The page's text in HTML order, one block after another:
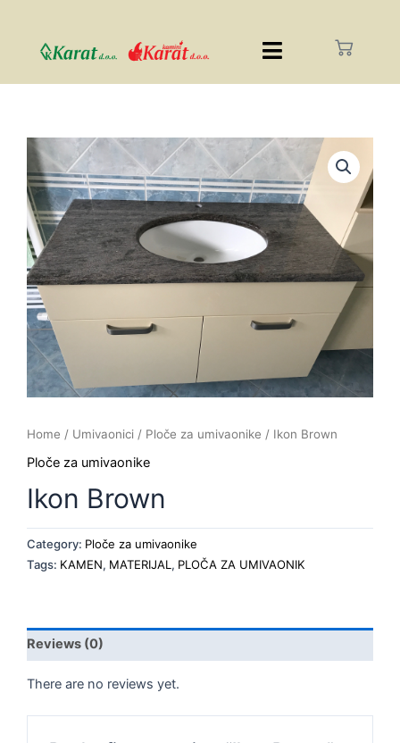
Home / Umivaonici / Ploče za umivaonike / Ikon Brown
Ploče za umivaonike
Ikon Brown
Category: Ploče za umivaonike
Tags: KAMEN, MATERIJAL, PLOČA ZA UMIVAONIK
Reviews (0)
There are no reviews yet.